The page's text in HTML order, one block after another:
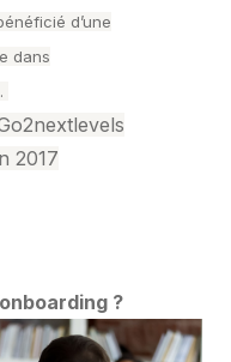
d’une
dans
2017
?